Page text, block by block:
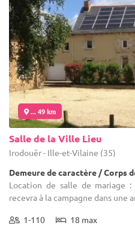
... 49 km
Salle de la Ville Lieu
Irodouër - Ille-et-Vilaine (35)
Demeure de caractère / Corps
Location de salle de mariage
recevra à la campagne dans une
1-110 18 max